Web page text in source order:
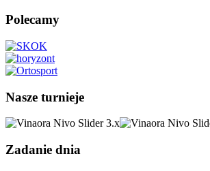
Polecamy
Nasze turnieje
Zadanie dnia